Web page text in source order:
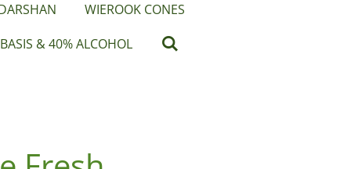
WIEROOK CONES
& 40% ALCOHOL